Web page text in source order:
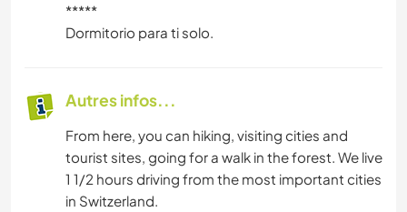
*****
Dormitorio para ti solo.
Autres infos...
From here, you can hiking, visiting cities and
tourist sites, going for a walk in the forest. We live
1 1/2 hours driving from the most important cities
in Switzerland.